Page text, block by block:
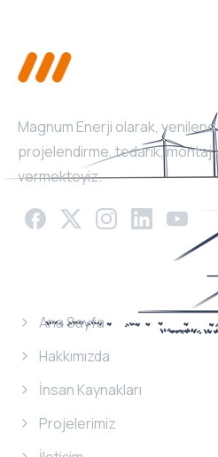
Magnum Enerji olarak,
projelendirme, tedarik, montaj
vermekteyiz.
Ana Sayfa
Hakkımızda
İnsan Kaynakları
Projelerimiz